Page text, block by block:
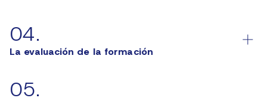
3.2. El teletutor.
3.3. La acción tutorial en e‑Learning.
04.
La evaluación de la formación
4.2. Evaluación de programas de formación.
05.